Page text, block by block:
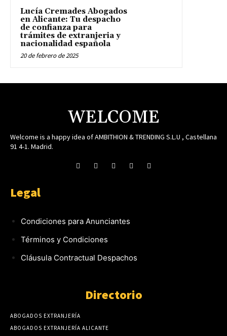
Lucía Cremades Abogados
en Alicante: Tu despacho
de confianza para
trámites de extranjeria y
nacionalidad española
20 de febrero de 2025
WELCOME
Welcome is a happy idea of AMBITHION & TRENDING S.L.U , Castellana
91 4-1. Madrid.
Legal
Condiciones para Anunciantes
Términos y Condiciones
Cláusula Contractual Despachos
Directorio
ABOGADOS EXTRANJERÍA
ABOGADOS EXTRANJERÍA ALICANTE